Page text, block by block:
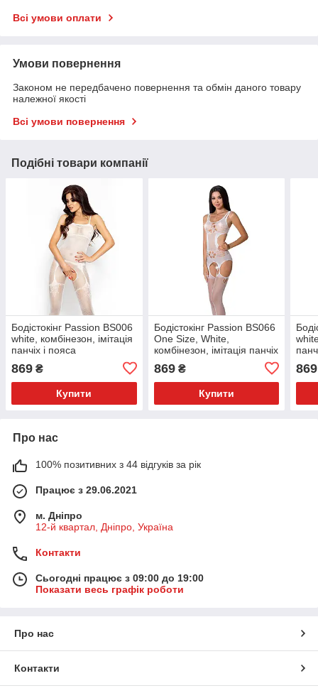
Всі умови оплати
Умови повернення
Законом не передбачено повернення та обмін даного товару
належної якості
Всі умови повернення
Подібні товари компанії
Бодістокінг Passion BS006
white, комбінезон, імітація
панчіх і пояса
869 ₴
Купити
Бодістокінг Passion BS066
One Size, White,
комбінезон, імітація панчіх
869₴
Купити
869
Про нас
100% позитивних з 44 відгуків за рік
Працює з 29.06.2021
м. Дніпро
12-й квартал, Дніпро, Україна
Контакти
Сьогодні працює з 09:00 до 19:00
Показати весь графік роботи
Про нас
Контакти